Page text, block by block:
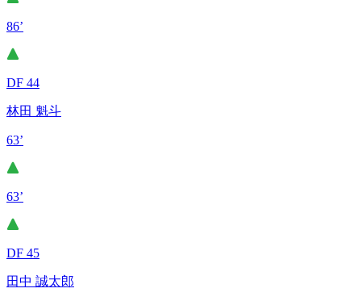
86’
DF 44
林田 魁斗
63’
63’
DF 45
田中 誠太郎